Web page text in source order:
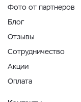
Фото от партнеров
Блог
Отзывы
Сотрудничество
Акции
Оплата